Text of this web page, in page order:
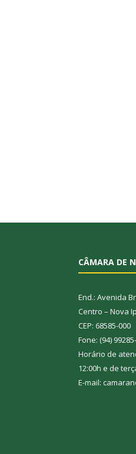
CÂMARA DE
End.: Avenida
Centro – Nova
CEP: 68585-000
Fone: (94)
Horário de
12:00h e de
E-mail: